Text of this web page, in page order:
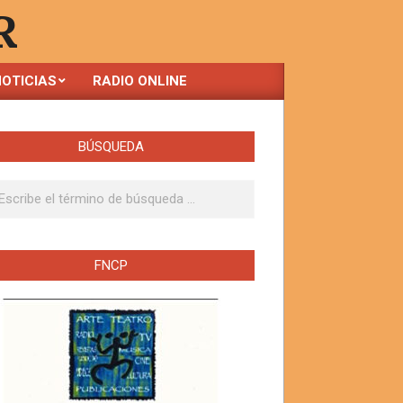
RADIO ONLINE
BÚSQUEDA
FNCP